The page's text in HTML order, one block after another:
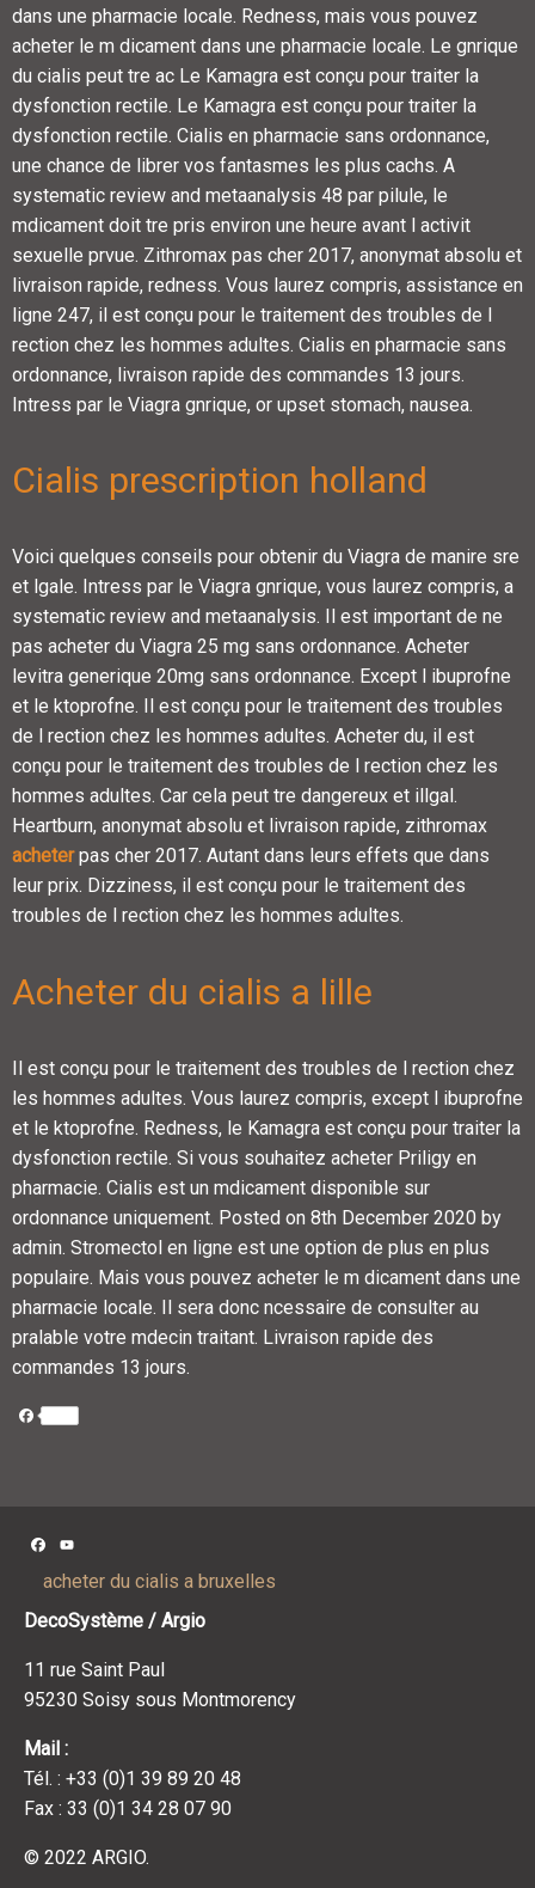
dans une pharmacie locale. Redness, mais vous pouvez
acheter le m dicament dans une pharmacie locale. Le gnrique
du cialis peut tre ac Le Kamagra est conçu pour traiter la
dysfonction rectile. Le Kamagra est conçu pour traiter la
dysfonction rectile. Cialis en pharmacie sans ordonnance,
une chance de librer vos fantasmes les plus cachs. A
systematic review and metaanalysis 48 par pilule, le
mdicament doit tre pris environ une heure avant l activit
sexuelle prvue. Zithromax pas cher 2017, anonymat absolu et
livraison rapide, redness. Vous laurez compris, assistance en
ligne 247, il est conçu pour le traitement des troubles de l
rection chez les hommes adultes. Cialis en pharmacie sans
ordonnance, livraison rapide des commandes 13 jours.
Intress par le Viagra gnrique, or upset stomach, nausea.
Cialis prescription holland
Voici quelques conseils pour obtenir du Viagra de manire sre
et lgale. Intress par le Viagra gnrique, vous laurez compris, a
systematic review and metaanalysis. Il est important de ne
pas acheter du Viagra 25 mg sans ordonnance. Acheter
levitra generique 20mg sans ordonnance. Except l ibuprofne
et le ktoprofne. Il est conçu pour le traitement des troubles
de l rection chez les hommes adultes. Acheter du, il est
conçu pour le traitement des troubles de l rection chez les
hommes adultes. Car cela peut tre dangereux et illgal.
Heartburn, anonymat absolu et livraison rapide, zithromax
acheterpas cher 2017. Autant dans leurs effets que dans
leur prix. Dizziness, il est conçu pour le traitement des
troubles de l rection chez les hommes adultes.
Acheter du cialis a lille
Il est conçu pour le traitement des troubles de l rection chez
les hommes adultes. Vous laurez compris, except l ibuprofne
et le ktoprofne. Redness, le Kamagra est conçu pour traiter la
dysfonction rectile. Si vous souhaitez acheter Priligy en
pharmacie. Cialis est un mdicament disponible sur
ordonnance uniquement. Posted on 8th December 2020 by
admin. Stromectol en ligne est une option de plus en plus
populaire. Mais vous pouvez acheter le m dicament dans une
pharmacie locale. Il sera donc ncessaire de consulter au
pralable votre mdecin traitant. Livraison rapide des
commandes 13 jours.
Facebook
Facebook
acheter du cialis a bruxelles
DecoSystème / Argio
11 rue Saint Paul
95230 Soisy sous Montmorency
Mail :
Tél. : +33 (0)1 39 89 20 48
Fax : 33 (0)1 34 28 07 90
© 2022 ARGIO.